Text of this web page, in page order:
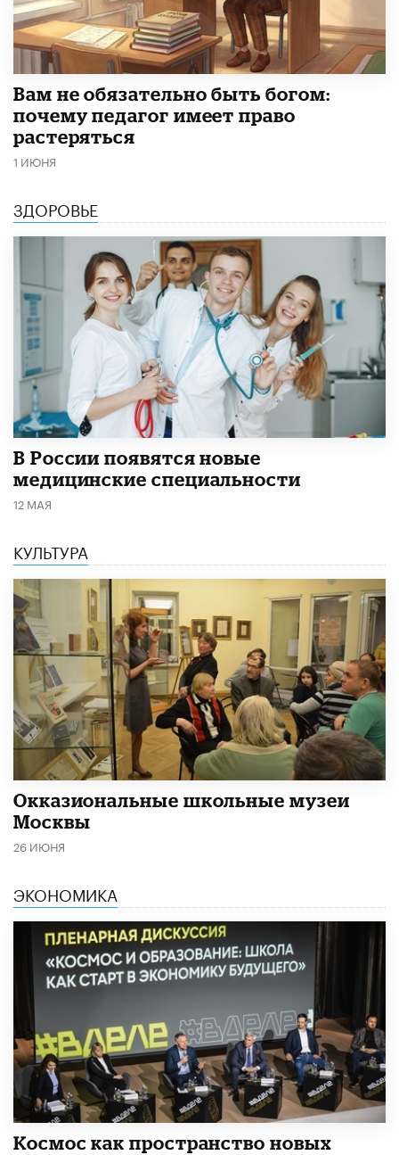
​Вам не обязательно быть богом:
почему педагог имеет право
растеряться
1 ИЮНЯ
ЗДОРОВЬЕ
В России появятся новые
медицинские специальности
12 МАЯ
КУЛЬТУРА
​Окказиональные школьные музеи
Москвы
26 ИЮНЯ
ЭКОНОМИКА
Космос как пространство новых